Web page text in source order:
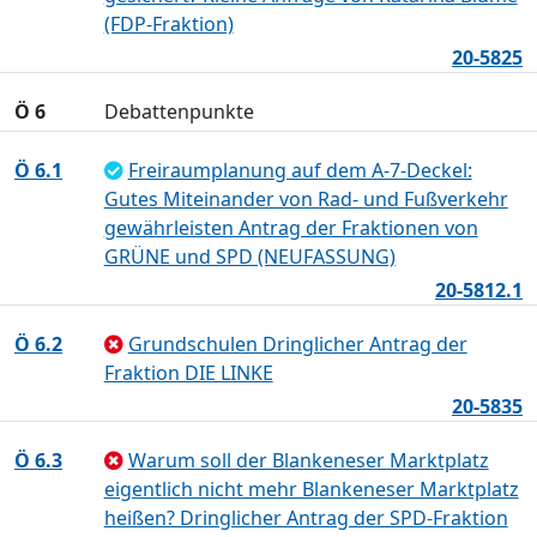
(FDP-Fraktion)
20-5825
Ö 6 Debattenpunkte
Ö 6.1
Freiraumplanung auf dem A-7-Deckel:
Gutes Miteinander von Rad- und Fußverkehr
gewährleisten Antrag der Fraktionen von
GRÜNE und SPD (NEUFASSUNG)
20-5812.1
Ö 6.2
Grundschulen Dringlicher Antrag der
Fraktion DIE LINKE
20-5835
Ö 6.3
Warum soll der Blankeneser Marktplatz
eigentlich nicht mehr Blankeneser Marktplatz
heißen? Dringlicher Antrag der SPD-Fraktion